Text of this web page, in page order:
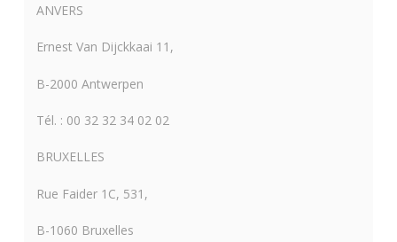
ANVERS
Ernest Van Dijckkaai 11,
B-2000 Antwerpen
Tél. : 00 32 32 34 02 02
BRUXELLES
Rue Faider 1C, 531,
B-1060 Bruxelles